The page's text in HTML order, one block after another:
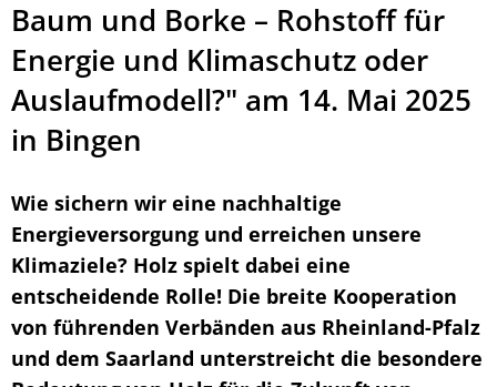
Baum und Borke – Rohstoff für
Energie und Klimaschutz oder
Auslaufmodell?" am 14. Mai 2025
in Bingen
Wie sichern wir eine nachhaltige
Energieversorgung und erreichen unsere
Klimaziele? Holz spielt dabei eine
entscheidende Rolle! Die breite Kooperation
von führenden Verbänden aus Rheinland-Pfalz
und dem Saarland unterstreicht die besondere